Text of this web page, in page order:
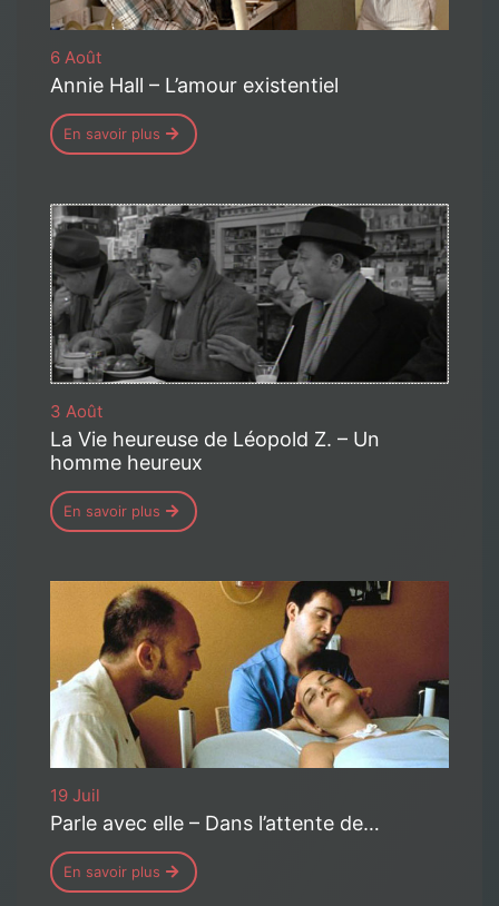
6 Août
Annie Hall – L’amour existentiel
En savoir plus
3 Août
La Vie heureuse de Léopold Z. – Un
homme heureux
En savoir plus
19 Juil
Parle avec elle – Dans l’attente de…
En savoir plus